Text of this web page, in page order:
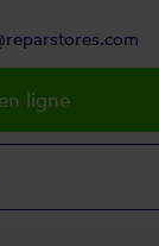
ligne